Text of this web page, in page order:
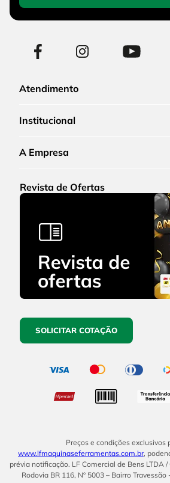
Atendimento
Institucional
A Empresa
Revista de Ofertas
SOLICITAR COTAÇÃO
Preços e condições exclusivos
www.lfmaquinaseferramentas.com.br,
prévia notificação. LF Comercial de Bens LTDA /
Rodovia BR 116, Nº 5003 – Bairro Travessão